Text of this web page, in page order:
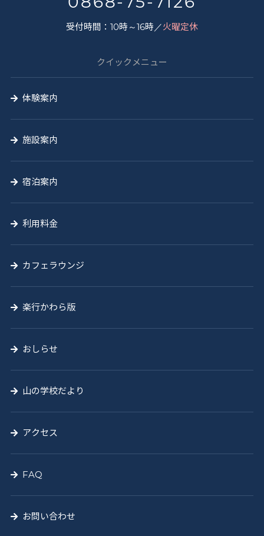
校
受付時間：10時～16時／火曜定休
クイックメニュー
体験案内
施設案内
宿泊案内
利用料金
カフェラウンジ
楽行かわら版
おしらせ
山の学校だより
アクセス
FAQ
お問い合わせ